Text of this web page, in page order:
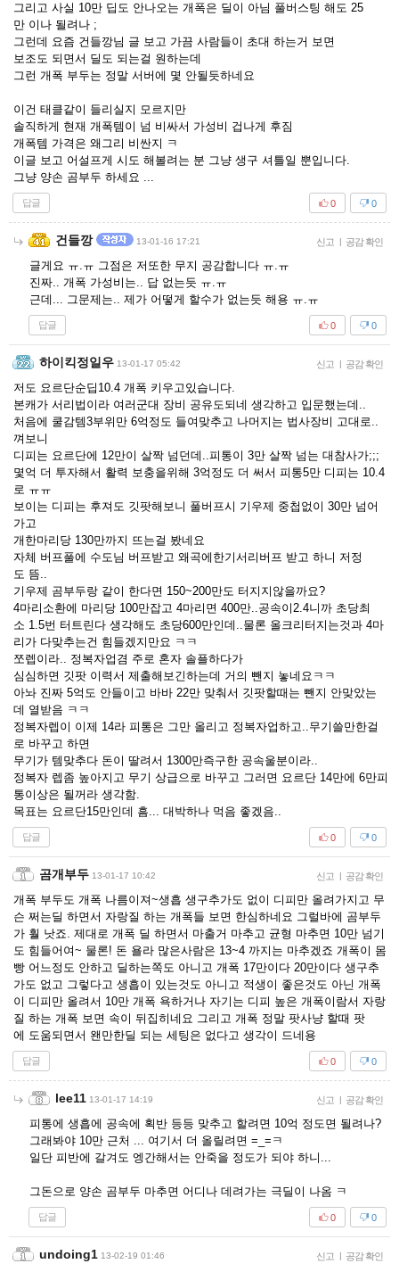
그리고 사실 10만 딥도 안나오는 개폭은 딜이 아님 풀버스팅 해도 25
만 이나 될려나 ;
그런데 요즘 건들깡님 글 보고 가끔 사람들이 초대 하는거 보면
보조도 되면서 딜도 되는걸 원하는데
그런 개폭 부두는 정말 서버에 몇 안될듯하네요
이건 태클같이 들리실지 모르지만
솔직하게 현재 개폭템이 넘 비싸서 가성비 겁나게 후짐
개폭템 가격은 왜그리 비싼지 ㅋ
이글 보고 어설프게 시도 해볼려는 분 그냥 생구 셔틀일 뿐입니다.
그냥 양손 곰부두 하세요 ...
답글 0
0
건들깡 13-01-16 17:21 신고 | 공감 확인
글게요 ㅠ.ㅠ 그점은 저또한 무지 공감합니다 ㅠ.ㅠ
진짜.. 개폭 가성비는.. 답 없는듯 ㅠ.ㅠ
근데... 그문제는.. 제가 어떻게 할수가 없는듯 해용 ㅠ.ㅠ
답글 0
0
하이킥정일우 13-01-17 05:42 신고 | 공감 확인
저도 요르단순딥10.4 개폭 키우고있습니다.
본캐가 서리법이라 여러군대 장비 공유도되네 생각하고 입문했는데..
처음에 쿨감템3부위만 6억정도 들여맞추고 나머지는 법사장비 고대로..
껴보니
디피는 요르단에 12만이 살짝 넘던데..피통이 3만 살짝 넘는 대참사가;;;
몇억 더 투자해서 활력 보충을위해 3억정도 더 써서 피통5만 디피는 10.4
로 ㅠㅠ
보이는 디피는 후져도 깃팟해보니 풀버프시 기우제 중첩없이 30만 넘어
가고
개한마리당 130만까지 뜨는걸 봤네요
자체 버프풀에 수도님 버프받고 왜곡에한기서리버프 받고 하니 저정
도 뜸..
기우제 곰부두랑 같이 한다면 150~200만도 터지지않을까요?
4마리소환에 마리당 100만잡고 4마리면 400만..공속이2.4니까 초당최
소 1.5번 터트린다 생각해도 초당600만인데..물론 올크리터지는것과 4마
리가 다맞추는건 힘들겠지만요 ㅋㅋ
쪼렙이라.. 정복자업겸 주로 혼자 솔플하다가
심심하면 깃팟 이력서 제출해보긴하는데 거의 뺀지 놓네요ㅋㅋ
아놔 진짜 5억도 안들이고 바바 22만 맞춰서 깃팟할때는 뺀지 안맞았는
데 열받음 ㅋㅋ
정복자렙이 이제 14라 피통은 그만 올리고 정복자업하고..무기쓸만한걸
로 바꾸고 하면
무기가 템맞추다 돈이 딸려서 1300만즉구한 공속울분이라..
정복자 렙좀 높아지고 무기 상급으로 바꾸고 그러면 요르단 14만에 6만피
통이상은 될꺼라 생각함.
목표는 요르단15만인데 흠... 대박하나 먹음 좋겠음..
답글 0
0
곰개부두 13-01-17 10:42 신고 | 공감 확인
개폭 부두도 개폭 나름이져~생흡 생구추가도 없이 디피만 올려가지고 무
슨 쩌는딜 하면서 자랑질 하는 개폭들 보면 한심하네요 그럴바에 곰부두
가 훨 낫죠. 제대로 개폭 딜 하면서 마출거 마추고 균형 마추면 10만 넘기
도 힘들어여~ 물론! 돈 욜라 많은사람은 13~4 까지는 마추겠죠 개폭이 몸
빵 어느정도 안하고 딜하는쪽도 아니고 개폭 17만이다 20만이다 생구추
가도 없고 그렇다고 생흡이 있는것도 아니고 적생이 좋은것도 아닌 개폭
이 디피만 올려서 10만 개폭 욕하거나 자기는 디피 높은 개폭이람서 자랑
질 하는 개폭 보면 속이 뒤집히네요 그리고 개폭 정말 팟사냥 할때 팟
에 도움되면서 왠만한딜 되는 세팅은 없다고 생각이 드네용
답글 0
0
lee11 13-01-17 14:19 신고 | 공감 확인
피통에 생흡에 공속에 획반 등등 맞추고 할려면 10억 정도면 될려나?
그래봐야 10만 근처 ... 여기서 더 올릴려면 =_=ㅋ
일단 피반에 갈겨도 엥간해서는 안죽을 정도가 되야 하니...
그돈으로 양손 곰부두 마추면 어디나 데려가는 극딜이 나옴 ㅋ
답글 0
0
undoing1 13-02-19 01:46 신고 | 공감 확인